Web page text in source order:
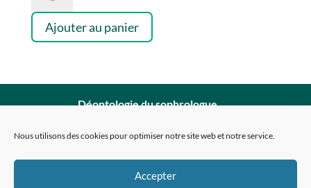
Nous utilisons des cookies pour optimiser notre site web et notre service.
Accepter
de
Pack
et
de
Ajouter au panier
Déontologie du sophrologue
Politique de confidentialité
Conditions générales de vente
Politique de cookies (EU)